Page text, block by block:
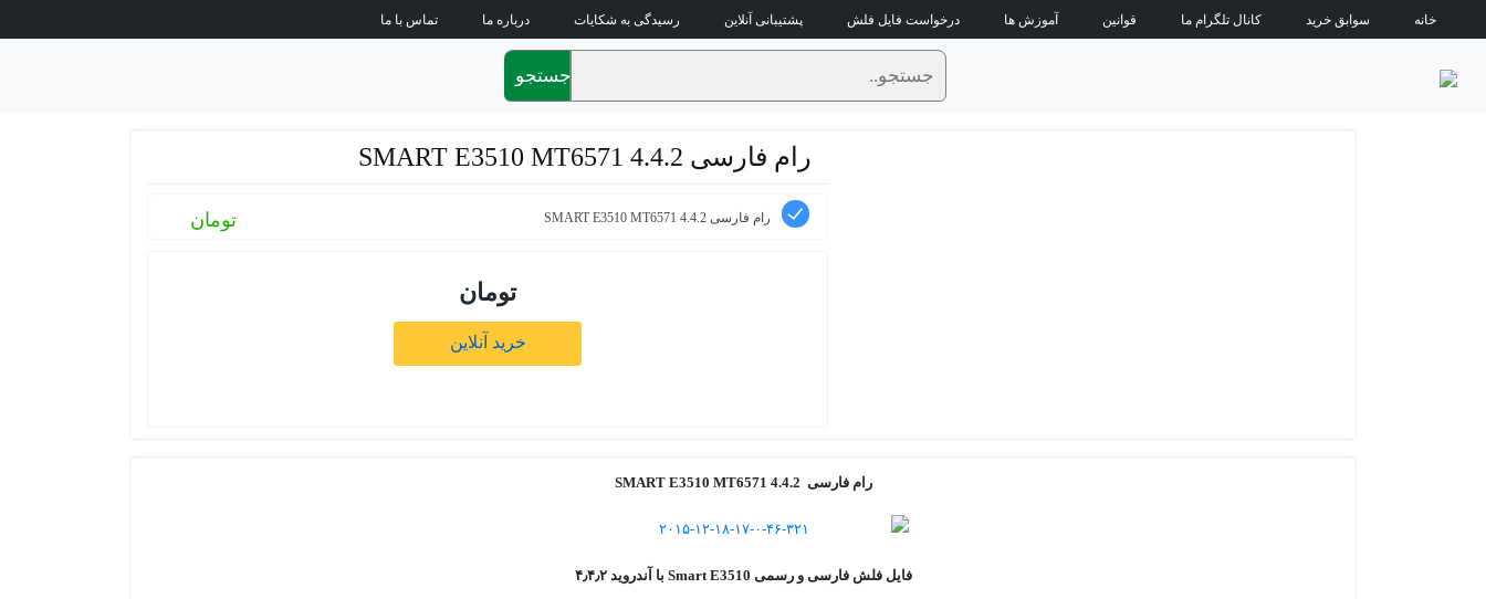
خانه سوابق خرید کانال تلگرام ما قوانین آموزش ها درخواست فایل فلش پشتیبانی آنلاین رسیدگی به شکایات درباره ما تماس با ما
جستجو
رام فارسی SMART E3510 MT6571 4.4.2
رام فارسی SMART E3510 MT6571 4.4.2 تومان
تومان
خرید آنلاین
رام فارسی SMART E3510 MT6571 4.4.2
فایل فلش فارسی و رسمی Smart E3510 با آندروید ۴٫۴٫۲